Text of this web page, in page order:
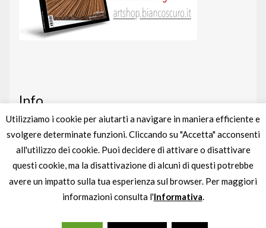
Info
Art shop nato da un’idea diBIANCOSCURO
Gestito completamente daliberementi
Partita IVA IT04895880963
Utilizziamo i cookie per aiutarti a navigare in maniera efficiente e
svolgere determinate funzioni. Cliccando su "Accetta" acconsenti
all'utilizzo dei cookie. Puoi decidere di attivare o disattivare
questi cookie, ma la disattivazione di alcuni di questi potrebbe
avere un impatto sulla tua esperienza sul browser. Per maggiori
informazioni consulta l'Informativa.